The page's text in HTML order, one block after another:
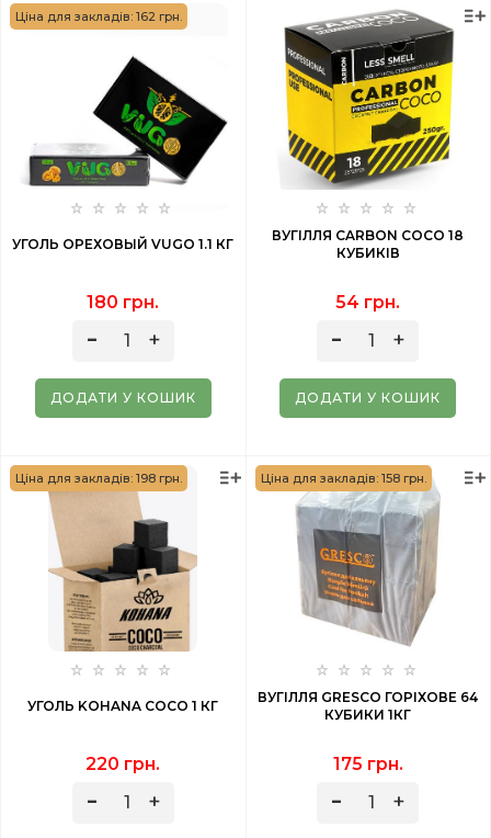
Ціна для закладів: 162 грн.
УГОЛЬ ОРЕХОВЫЙ VUGO 1.1 КГ
180 грн.
ДОДАТИ У КОШИК
ВУГІЛЛЯ CARBON COCO 18
КУБИКІВ
54 грн.
ДОДАТИ У КОШИК
Ціна для закладів: 198 грн.
УГОЛЬ KOHANA COCO 1 КГ
220 грн.
Ціна для закладів: 158 грн.
ВУГІЛЛЯ GRESCO ГОРІХОВЕ 64
КУБИКИ 1КГ
175 грн.